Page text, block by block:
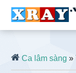
Ca lâm sàng »